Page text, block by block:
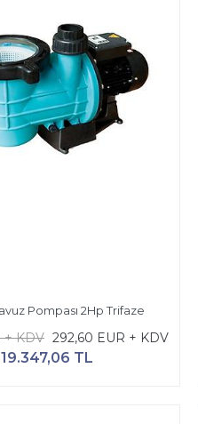
Pompası 2Hp Trifaze
+ KDV 292,60 EUR + KDV
19.347,06 TL